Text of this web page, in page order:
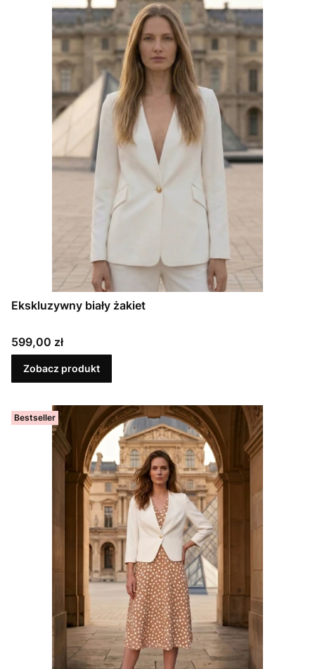
Ekskluzywny biały żakiet
Cena
599,00 zł
Zobacz produkt
Bestseller